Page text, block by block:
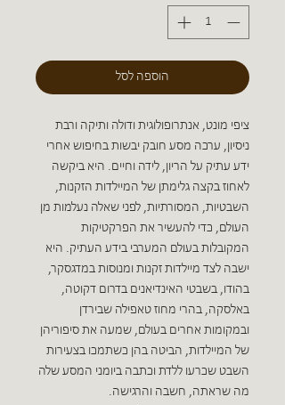
הוספה לסל
ציפי מונט, אנתרופולוגית ודולה ותיקה ורבת
ניסיון, ערכה מסע חובק יבשות בחיפוש אחרי
ידע עתיק על הריון, לידה וחיים. היא ביקשה
לאחוז בקצה גלימתן של המיילדות הזקנות,
השבטיות, המסורתיות, לפני שאלה נעלמות מן
העולם, כדי להעשיר את הפרקטיקות
המקובלות בעולם המערבי בידע העתיק. היא
ישבה לצד מיילדות זקנות ומנוסות במדגסקר,
בהודו, בשבטי האינדיאנים בדרום דקוטה,
באלסקה, בהרי מחוז טאפילה שבירדן
ובמקומות אחרים בעולם, שמעה את סיפוריהן
של המיילדות, הביטה בהן כשתמכו בצעירות
השבט שכרעו ללדת וכתבה ביומני המסע שלה
מה שראתה, חשבה והרגישה.